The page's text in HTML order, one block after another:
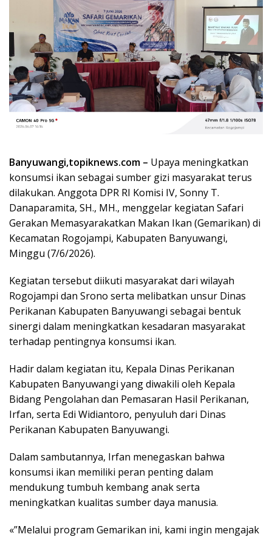
Banyuwangi,topiknews.com – Upaya meningkatkan
konsumsi ikan sebagai sumber gizi masyarakat terus
dilakukan. Anggota DPR RI Komisi IV, Sonny T.
Danaparamita, SH., MH., menggelar kegiatan Safari
Gerakan Memasyarakatkan Makan Ikan (Gemarikan) di
Kecamatan Rogojampi, Kabupaten Banyuwangi,
Minggu (7/6/2026).
Kegiatan tersebut diikuti masyarakat dari wilayah
Rogojampi dan Srono serta melibatkan unsur Dinas
Perikanan Kabupaten Banyuwangi sebagai bentuk
sinergi dalam meningkatkan kesadaran masyarakat
terhadap pentingnya konsumsi ikan.
Hadir dalam kegiatan itu, Kepala Dinas Perikanan
Kabupaten Banyuwangi yang diwakili oleh Kepala
Bidang Pengolahan dan Pemasaran Hasil Perikanan,
Irfan, serta Edi Widiantoro, penyuluh dari Dinas
Perikanan Kabupaten Banyuwangi.
Dalam sambutannya, Irfan menegaskan bahwa
konsumsi ikan memiliki peran penting dalam
mendukung tumbuh kembang anak serta
meningkatkan kualitas sumber daya manusia.
«”Melalui program Gemarikan ini, kami ingin mengajak